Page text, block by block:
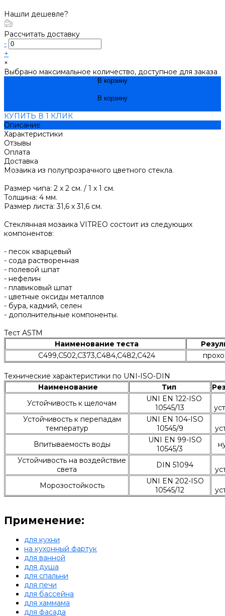
Нашли дешевле?
Рассчитать доставку
-
+
×
Выбрано максимальное количество, доступное для заказа
В корзину
В корзину
КУПИТЬ В 1 КЛИК
Описание
Характеристики
Отзывы
Оплата
Доставка
Мозаика из полупрозрачного цветного стекла.
Размер чипа: 2 x 2 см. / 1 х 1 см.
Толщина: 4 мм.
Размер листа: 31,6 x 31,6 см.
Стеклянная мозаика VITREO состоит из следующих
компонентов:
- песок кварцевый
- сода растворенная
- полевой шпат
- нефелин
- плавиковый шпат
- цветные оксиды металлов
- бура, кадмий, селен
- дополнительные компоненты.
Тест ASTM
Наименование теста
C499,C502,C373,C484,C482,C424
Технические характеристики по UNI-ISO-DIN
Наименование
Тип
Устойчивость к щелочам
UNI EN 122-ISO
10545/13
Устойчивость к перепадам
температур
UNI EN 104-ISO
10545/9
Впитываемость воды
UNI EN 99-ISO
10545/3
Устойчивость на воздействие
света
DIN 51094
Морозостойкость
UNI EN 202-ISO
10545/12
Применение:
для кухни
на кухонный фартук
для ванной
для душа
для спальни
для печи
для бассейна
для хаммама
для фасада